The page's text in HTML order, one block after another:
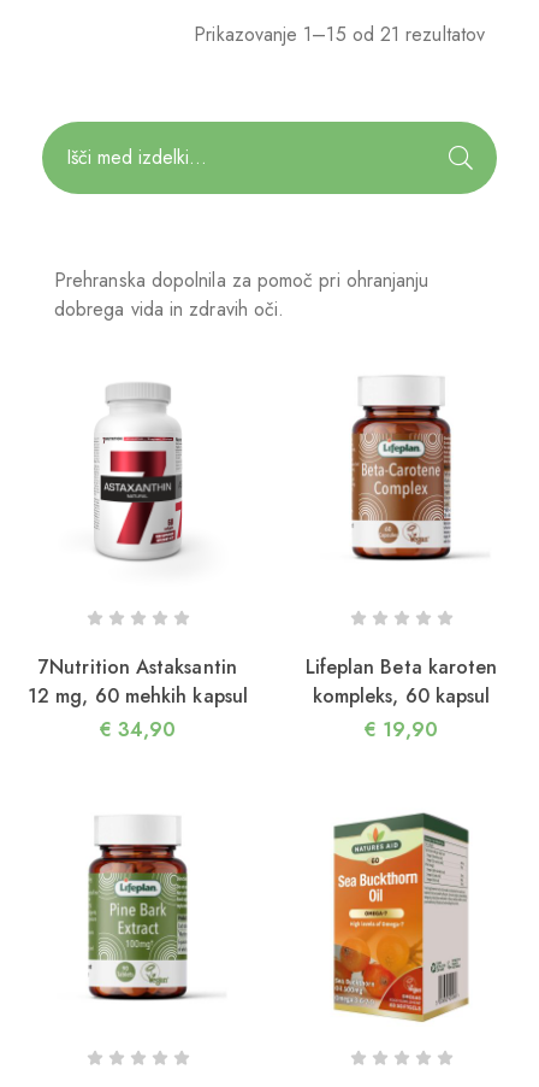
Prikazovanje 1–15 od 21 rezultatov
Prehranska dopolnila za pomoč pri ohranjanju
dobrega vida in zdravih oči.
7Nutrition Astaksantin
12 mg, 60 mehkih kapsul
€ 34,90
Lifeplan Beta karoten
kompleks, 60 kapsul
€ 19,90